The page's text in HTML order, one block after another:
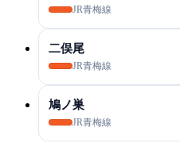
JR青梅線
二俣尾
JR青梅線
鳩ノ巣
JR青梅線